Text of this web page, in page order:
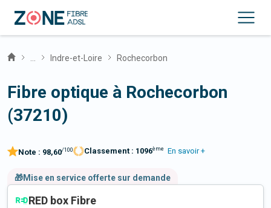
Indre-et-Loire Rochecorbon
Fibre optique à Rochecorbon
(37210)
Note : 98,60/100 Classement : 1096ème En savoir +
🎁Mise en service offerte sur demande
RED box Fibre